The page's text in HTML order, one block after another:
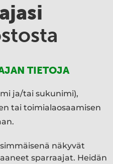
TIETOJA
ja/tai sukunimi),
tai toimialaosaamisen
näkyvät
sparraajat. Heidän